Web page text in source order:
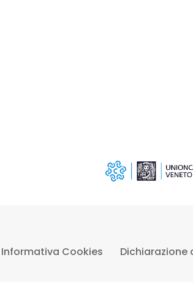
Informativa Cookies Dichiarazione